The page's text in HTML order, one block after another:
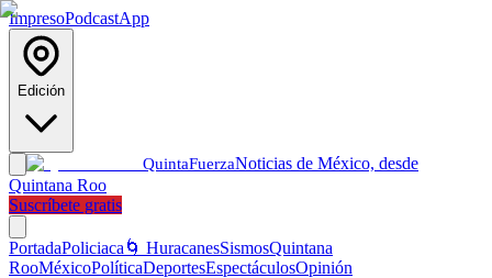
ImpresoPodcastApp
Edición
QuintaFuerzaNoticias de México, desde
Quintana Roo
Suscríbete gratis
PortadaPoliciaca 🌀 HuracanesSismosQuintana
RooMéxicoPolíticaDeportesEspectáculosOpinión